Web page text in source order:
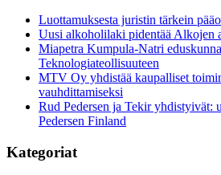
Luottamuksesta juristin tärkein
Uusi alkoholilaki pidentää Alkojen
Miapetra Kumpula-Natri
Teknologiateollisuuteen
MTV Oy yhdistää kaupalliset
vauhdittamiseksi
Rud Pedersen ja Tekir yhdistyivät:
Pedersen Finland
Kategoriat